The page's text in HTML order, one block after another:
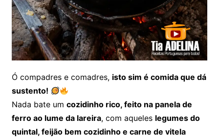
Ó compadres e comadres, isto sim é comida que dá
sustento!
Nada bate um cozidinho rico, feito na panela de
ferro ao lume da lareira, com aqueles legumes do
quintal, feijão bem cozidinho e carne de vitela